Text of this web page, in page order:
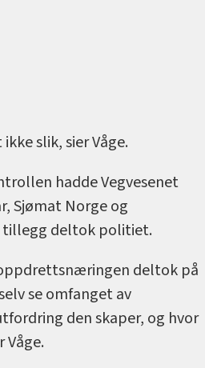
slik, sier Våge.
hadde Vegvesenet
Sjømat Norge og
tillegg deltok politiet.
deltok på
se omfanget av
den skaper, og hvor